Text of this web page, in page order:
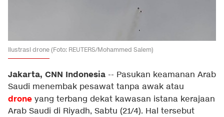
Ilustrasi drone (Foto: REUTERS/Mohammed Salem)
Jakarta, CNN Indonesia -- Pasukan keamanan Arab
Saudi menembak pesawat tanpa awak atau
drone yang terbang dekat kawasan istana kerajaan
Arab Saudi di Riyadh, Sabtu (21/4). Hal tersebut